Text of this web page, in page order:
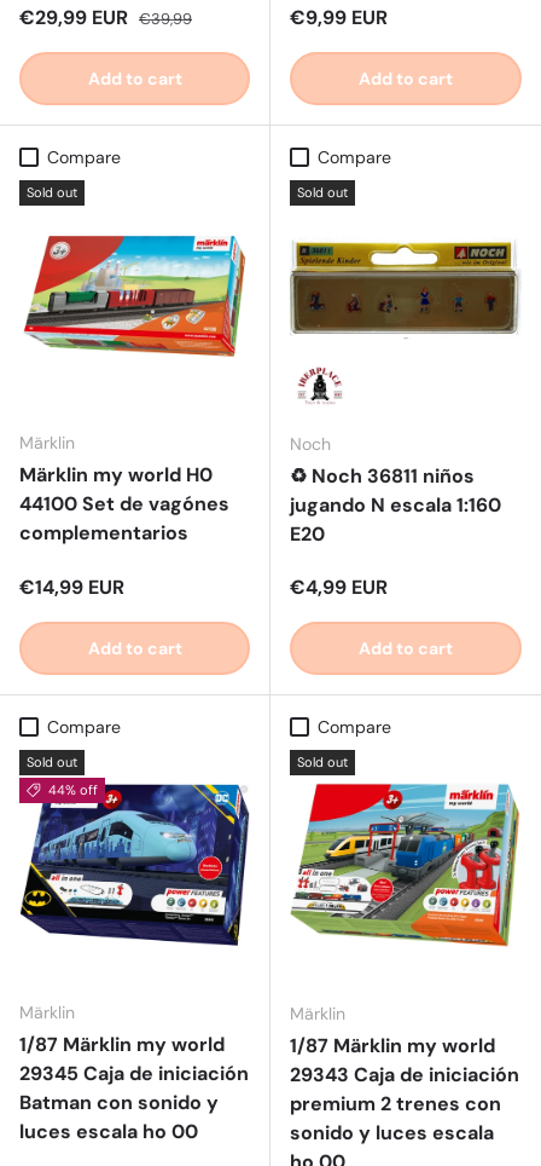
Sale price
€29,99 EUR Regular price
€39,99
Add to cart
Regular price
€9,99 EUR
Add to cart
Compare
Sold out
Märklin
Märklin my world H0
44100 Set de vagónes
complementarios
Regular price
€14,99 EUR
Add to cart
Compare
Sold out
Noch
♻️ Noch 36811 niños
jugando N escala 1:160
E20
Regular price
€4,99 EUR
Add to cart
Compare
Sold out
44% off
Märklin
1/87 Märklin my world
29345 Caja de iniciación
Batman con sonido y
luces escala ho 00
Compare
Sold out
Märklin
1/87 Märklin my world
29343 Caja de iniciación
premium 2 trenes con
sonido y luces escala